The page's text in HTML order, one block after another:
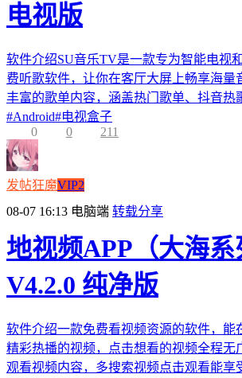
电视版
软件介绍SU音乐TV是一款专为智能电视
费听歌软件，让你在客厅大屏上畅享海量
丰富的歌单内容，涵盖热门歌单、抖音热
#Android#电视盒子
0
0 211
发帖狂魔VIP2
08-07 16:13 电脑端 转载分享
地视频APP（大海系
V4.2.0 纯净版
软件介绍一款免费看视频资源的软件，能
精彩热播的视频，点击想看的视频全程无
观看视频内容，多搜索视频点击观看能享